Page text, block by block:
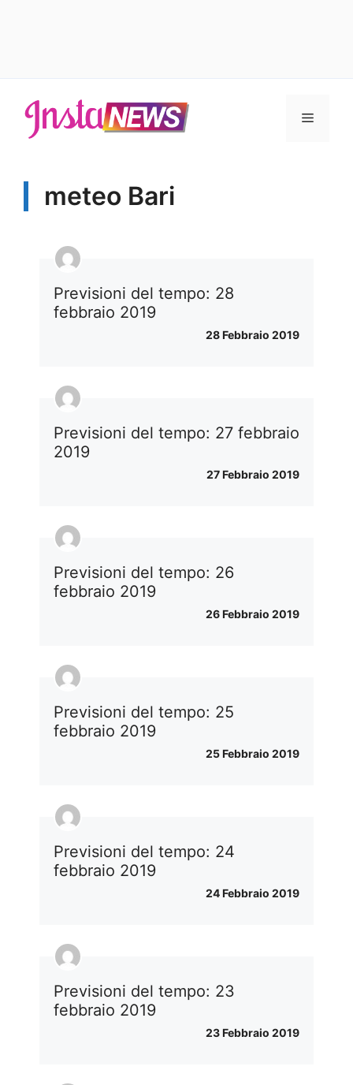
contenuto
Menu
meteo Bari
Previsioni del tempo: 28
febbraio 2019
28 Febbraio 2019
Previsioni del tempo: 27 febbraio
2019
27 Febbraio 2019
Previsioni del tempo: 26
febbraio 2019
26 Febbraio 2019
Previsioni del tempo: 25
febbraio 2019
25 Febbraio 2019
Previsioni del tempo: 24
febbraio 2019
24 Febbraio 2019
Previsioni del tempo: 23
febbraio 2019
23 Febbraio 2019